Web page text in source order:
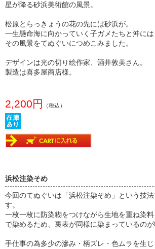
星が降る砂浜美術館の風景。
松原とらっきょうの花の先には砂浜が。
一生懸命海に向かっていく子ガメたちと沖には
その風景をてぬぐいにつめこみました。
デザインは光の切り絵作家、酒井敦美さん。
製造は喜多屋商店様。
2,200円 （税込）
浜松注染そめ
今回のてぬぐいは「浜松注染そめ」という技
す。
一枚一枚に防染糊をつけながら生地を重ね染
で染めるため、裏表が同様に染まっているのが
手仕事の為多少の滲み・柄ズレ・色ムラを生じ